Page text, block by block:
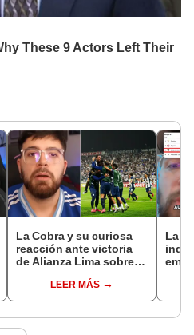
La Cobra y su curiosa
reacción ante victoria
de Alianza Lima sobre
Sudamericana: "Mi cara
esboza la felicidad"
LEER MÁS
La